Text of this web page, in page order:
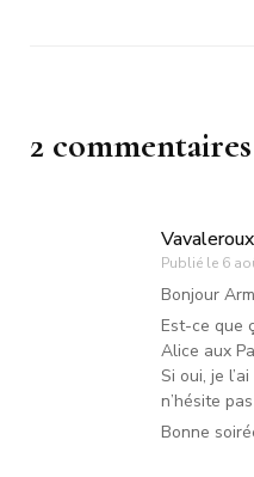
2 commentaires
Vavaleroux
Publié le 6
Bonjour
Est-ce que
Alice aux
Si oui, je
n’hésite
Bonne